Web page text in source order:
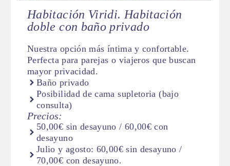
Habitación Viridi. Habitación
doble con baño privado
Nuestra opción más íntima y confortable.
Perfecta para parejas o viajeros que buscan
mayor privacidad.
Baño privado
Posibilidad de cama supletoria (bajo
consulta)
Precios:
50,00€ sin desayuno / 60,00€ con
desayuno
Julio y agosto: 60,00€ sin desayuno /
70,00€ con desayuno.